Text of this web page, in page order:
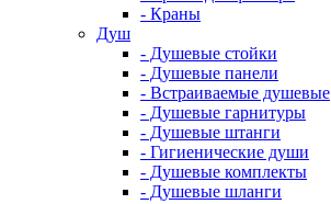
- Краны
Душ
- Душевые стойки
- Душевые панели
- Встраиваемые душевые
- Душевые гарнитуры
- Душевые штанги
- Гигиенические души
- Душевые комплекты
- Душевые шланги